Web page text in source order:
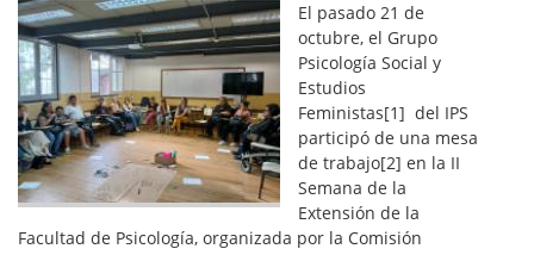
El pasado 21 de
octubre, el Grupo
Psicología Social y
Estudios
Feministas[1] del IPS
participó de una mesa
de trabajo[2] en la II
Semana de la
Extensión de la
Facultad de Psicología, organizada por la Comisión